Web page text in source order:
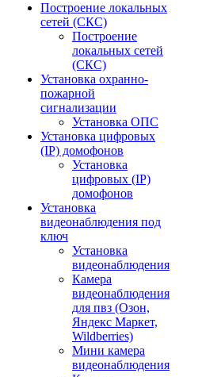
Построение локальных
сетей (СКС)
Построение
локальных сетей
(СКС)
Установка охранно-
пожарной
сигнализации
Установка ОПС
Установка цифровых
(IP) домофонов
Установка
цифровых (IP)
домофонов
Установка
видеонаблюдения под
ключ
Установка
видеонаблюдения
Камера
видеонаблюдения
для пвз (Озон,
Яндекс Маркет,
Wildberries)
Мини камера
видеонаблюдения